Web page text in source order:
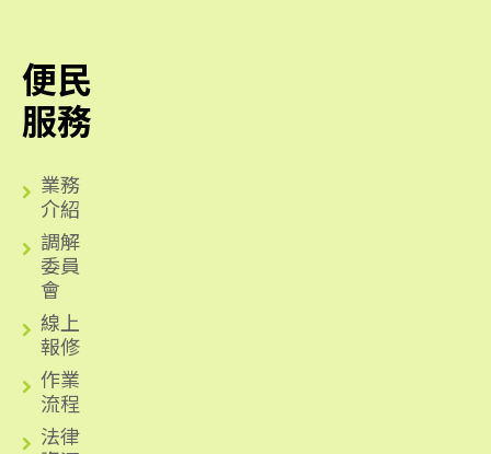
便民
服務
業務
介紹
調解
委員
會
線上
報修
作業
流程
法律